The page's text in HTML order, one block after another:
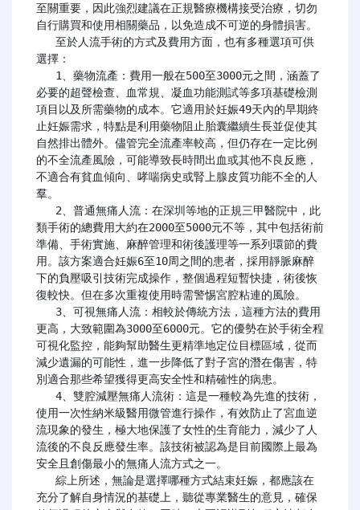
至關重要，因此強烈建議在正規醫療機構接受治療，切勿
自行購買和使用相關藥品，以免造成不可逆的身體損害。
選擇：
必要的超聲檢查、血常規、凝血功能測試等多項基礎檢測
項目以及所需藥物的成本。它適用於妊娠49天內的早期終
止妊娠需求，特點是利用藥物阻止胎囊繼續生長並促使其
自然排出體外。儘管完全流產率較高，但仍存在一定比例
的不全流產風險，可能導致長時間出血或其他不良反應，
不適合有貧血傾向、哮喘病史或腎上腺皮質功能不全的人
羣。
類手術的總費用大約在2000至5000元不等，其中包括術前
準備、手術實施、麻醉管理和術後護理等一系列環節的費
用。該方案適合妊娠6至10周之間的患者，採用靜脈麻醉
下的負壓吸引技術完成操作，整個過程短暫快捷，術後恢
復較快。但在多次重複使用時需警惕宮腔粘連的風險。
更高，大致範圍為3000至6000元。它的優勢在於手術全程
可視化監控，能夠幫助醫生更精準地定位目標區域，從而
減少遺漏的可能性，進一步降低了對子宮的潛在傷害，特
別適合那些希望獲得更高安全性和精確性的病患。
使用一次性納米級醫用微管進行操作，有效防止了宮血逆
流現象的發生，極大地保護了女性的生育能力，減少了人
流後的不良反應發生率。該技術被認為是目前國際上最為
安全且創傷最小的無痛人流方式之一。
充分了解自身情況的基礎上，聽從專業醫生的意見，確保